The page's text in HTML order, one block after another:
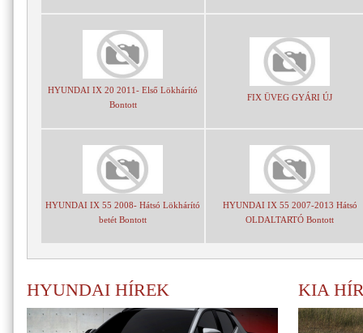
HYUNDAI IX 20 2011- Első Lökhárító
Bontott
FIX ÜVEG GYÁRI ÚJ
HYUNDAI IX 55 2008- Hátsó Lökhárító
betét Bontott
HYUNDAI IX 55 2007-2013 Hátsó
OLDALTARTÓ Bontott
HYUNDAI HÍREK KIA